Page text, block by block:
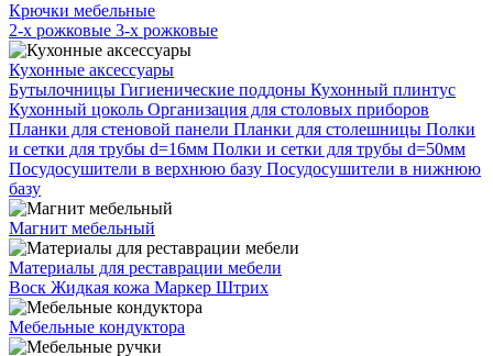
Крючки мебельные
2-х рожковые 3-х рожковые
Кухонные аксессуары
Бутылочницы Гигиенические поддоны Кухонный плинтус
Кухонный цоколь Организация для столовых приборов
Планки для стеновой панели Планки для столешницы Полки
и сетки для трубы d=16мм Полки и сетки для трубы d=50мм
Посудосушители в верхнюю базу Посудосушители в нижнюю
базу
Магнит мебельный
Материалы для реставрации мебели
Воск Жидкая кожа Маркер Штрих
Мебельные кондуктора